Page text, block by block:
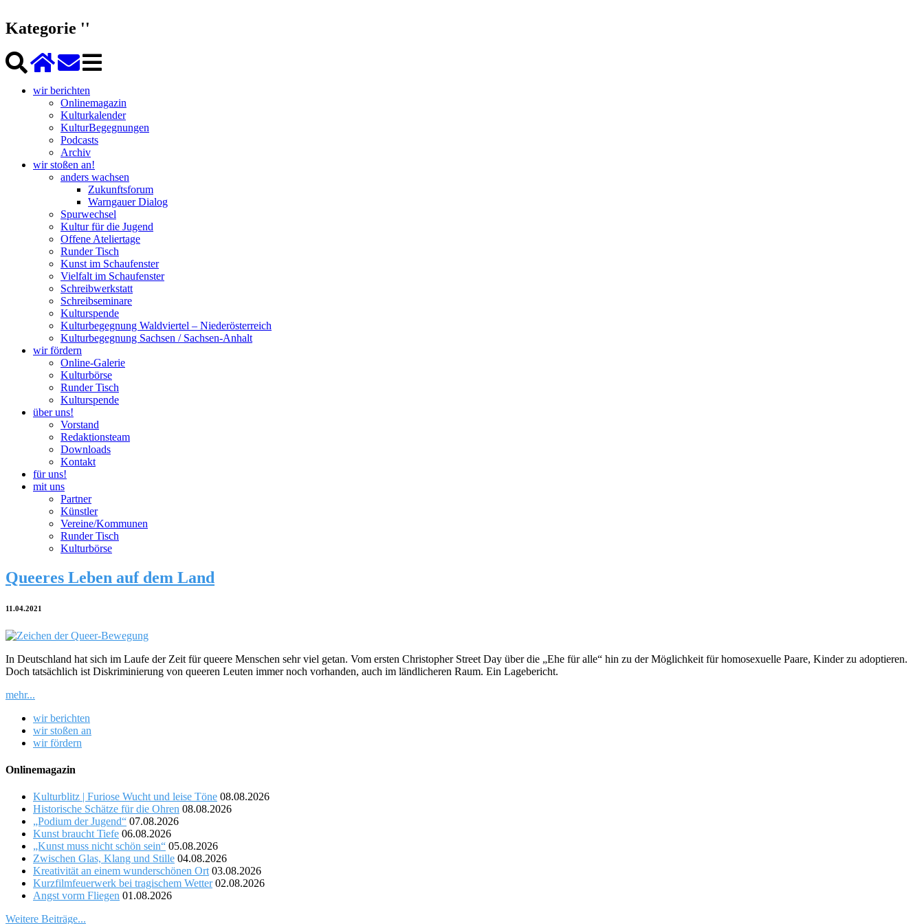
Kategorie ''
wir berichten
Onlinemagazin
Kulturkalender
KulturBegegnungen
Podcasts
Archiv
wir stoßen an!
anders wachsen
Zukunftsforum
Warngauer Dialog
Spurwechsel
Kultur für die Jugend
Offene Ateliertage
Runder Tisch
Kunst im Schaufenster
Vielfalt im Schaufenster
Schreibwerkstatt
Schreibseminare
Kulturspende
Kulturbegegnung Waldviertel – Niederösterreich
Kulturbegegnung Sachsen / Sachsen-Anhalt
wir fördern
Online-Galerie
Kulturbörse
Runder Tisch
Kulturspende
über uns!
Vorstand
Redaktionsteam
Downloads
Kontakt
für uns!
mit uns
Partner
Künstler
Vereine/Kommunen
Runder Tisch
Kulturbörse
Queeres Leben auf dem Land
11.04.2021
In Deutschland hat sich im Laufe der Zeit für queere Menschen sehr viel getan. Vom ersten Christopher Street Day über die „Ehe für alle“ hin zu der Möglichkeit für homosexuelle Paare, Kinder zu adoptieren.
Doch tatsächlich ist Diskriminierung von queeren Leuten immer noch vorhanden, auch im ländlicheren Raum. Ein Lagebericht.
mehr...
wir berichten
wir stoßen an
wir fördern
Onlinemagazin
Kulturblitz | Furiose Wucht und leise Töne 08.08.2026
Historische Schätze für die Ohren 08.08.2026
„Podium der Jugend“ 07.08.2026
Kunst braucht Tiefe 06.08.2026
„Kunst muss nicht schön sein“ 05.08.2026
Zwischen Glas, Klang und Stille 04.08.2026
Kreativität an einem wunderschönen Ort 03.08.2026
Kurzfilmfeuerwerk bei tragischem Wetter 02.08.2026
Angst vorm Fliegen 01.08.2026
Weitere Beiträge...